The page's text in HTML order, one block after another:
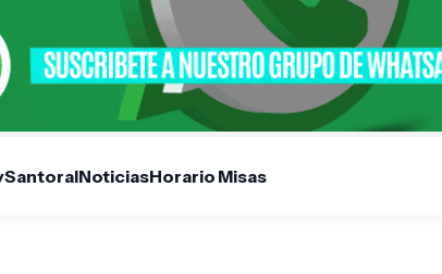
SantoralNoticiasHorario Misas